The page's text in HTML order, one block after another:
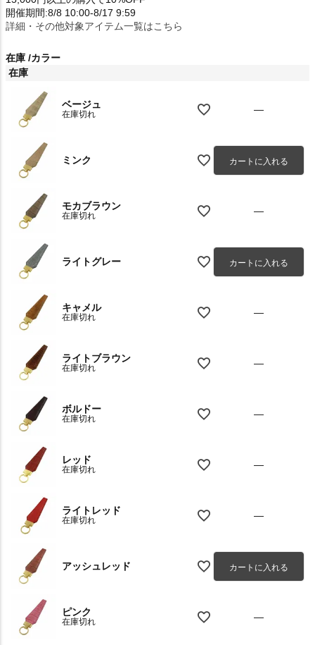
開催期間:8/8 10:00-8/17 9:59
詳細・その他対象アイテム一覧はこちら
在庫 カラー
在庫
ベージュ
在庫切れ —
ミンク カートに入れる
モカブラウン
在庫切れ —
ライトグレー カートに入れる
キャメル
在庫切れ —
ライトブラウン
在庫切れ —
ボルドー
在庫切れ —
レッド
在庫切れ —
ライトレッド
在庫切れ —
アッシュレッド カートに入れる
ピンク
在庫切れ —